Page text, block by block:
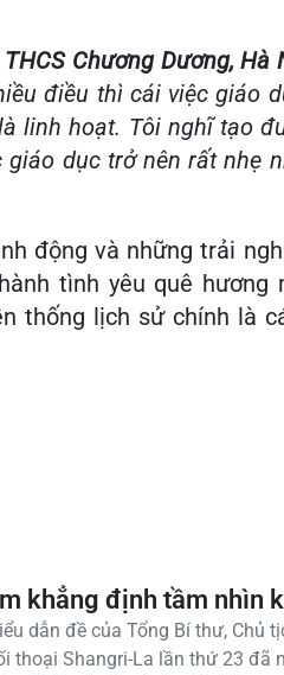
Chương Dương, Hà
điều thì cái việc giáo
linh hoạt. Tôi nghĩ tạo
dục trở nên rất nhẹ
động và những trải
tình yêu quê hương
thống lịch sử chính là
khẳng định tầm nhìn
dẫn đề của Tổng Bí thư, Chủ
thoại Shangri-La lần thứ 23 đã